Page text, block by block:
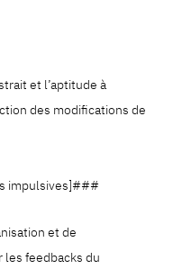
et l’aptitude à
des modifications de
impulsives]###
et de
feedbacks du